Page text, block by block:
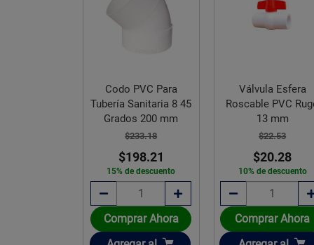
Codo PVC Para
Tubería Sanitaria 8 45
Grados 200 mm
$233.18
$198.21
15% de descuento
Comprar Ahora
Válvula Esfera
Roscable PVC
13 mm
$22.53
$20.28
10% de descuento
Comprar Ahora